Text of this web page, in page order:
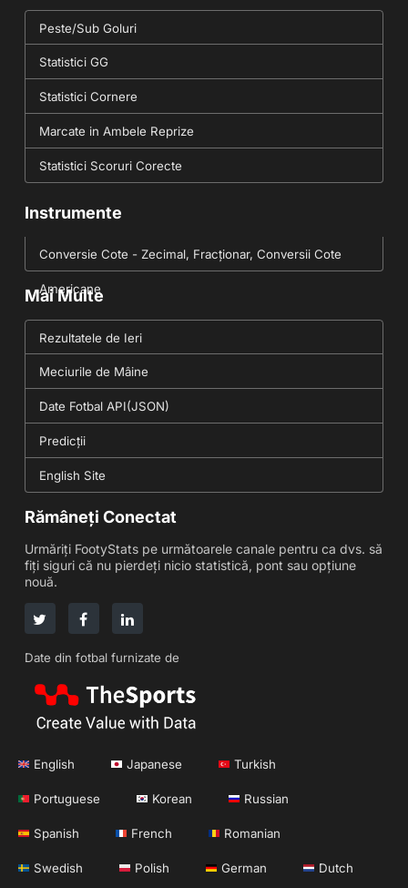
Peste/Sub Goluri
Statistici GG
Statistici Cornere
Marcate in Ambele Reprize
Statistici Scoruri Corecte
Instrumente
Conversie Cote - Zecimal, Fracționar, Conversii Cote
Americane
Mai Multe
Rezultatele de Ieri
Meciurile de Mâine
Date Fotbal API(JSON)
Predicții
English Site
Rămâneți Conectat
Urmăriți FootyStats pe următoarele canale pentru ca dvs. să
fiți siguri că nu pierdeți nicio statistică, pont sau opțiune
nouă.
Date din fotbal furnizate de
English Japanese Turkish
Portuguese Korean Russian
Spanish French Romanian
Swedish Polish German Dutch